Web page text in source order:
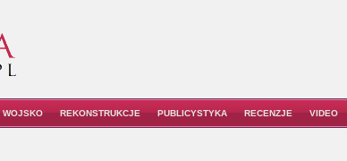
WOJSKO REKONSTRUKCJE PUBLICYSTYKA RECENZJE VIDEO